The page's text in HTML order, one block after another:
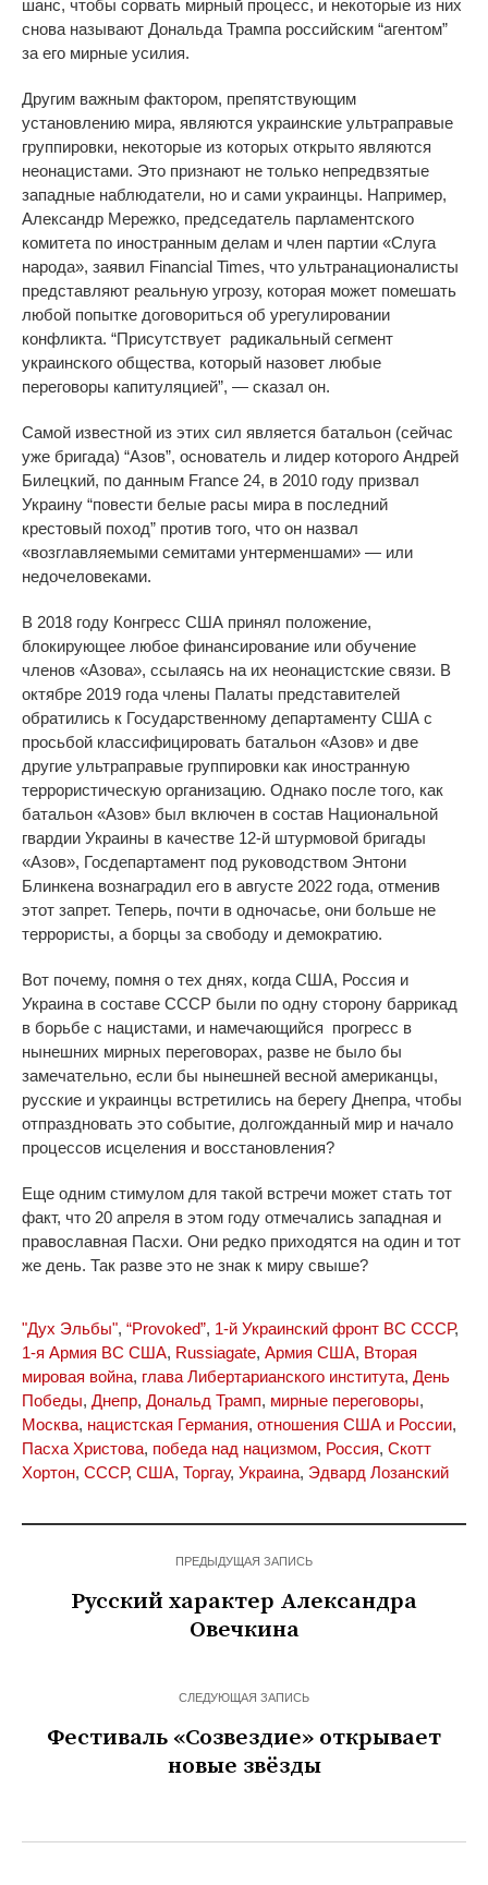
шанс, чтобы сорвать мирный процесс, и некоторые из них
снова называют Дональда Трампа российским “агентом”
за его мирные усилия.
Другим важным фактором, препятствующим
установлению мира, являются украинские ультраправые
группировки, некоторые из которых открыто являются
неонацистами. Это признают не только непредвзятые
западные наблюдатели, но и сами украинцы. Например,
Александр Мережко, председатель парламентского
комитета по иностранным делам и член партии «Слуга
народа», заявил Financial Times, что ультранационалисты
представляют реальную угрозу, которая может помешать
любой попытке договориться об урегулировании
конфликта. “Присутствует радикальный сегмент
украинского общества, который назовет любые
переговоры капитуляцией”, — сказал он.
Самой известной из этих сил является батальон (сейчас
уже бригада) “Азов”, основатель и лидер которого Андрей
Билецкий, по данным France 24, в 2010 году призвал
Украину “повести белые расы мира в последний
крестовый поход” против того, что он назвал
«возглавляемыми семитами унтерменшами» — или
недочеловеками.
В 2018 году Конгресс США принял положение,
блокирующее любое финансирование или обучение
членов «Азова», ссылаясь на их неонацистские связи. В
октябре 2019 года члены Палаты представителей
обратились к Государственному департаменту США с
просьбой классифицировать батальон «Азов» и две
другие ультраправые группировки как иностранную
террористическую организацию. Однако после того, как
батальон «Азов» был включен в состав Национальной
гвардии Украины в качестве 12-й штурмовой бригады
«Азов», Госдепартамент под руководством Энтони
Блинкена вознаградил его в августе 2022 года, отменив
этот запрет. Теперь, почти в одночасье, они больше не
террористы, а борцы за свободу и демократию.
Вот почему, помня о тех днях, когда США, Россия и
Украина в составе СССР были по одну сторону баррикад
в борьбе с нацистами, и намечающийся прогресс в
нынешних мирных переговорах, разве не было бы
замечательно, если бы нынешней весной американцы,
русские и украинцы встретились на берегу Днепра, чтобы
отпраздновать это событие, долгожданный мир и начало
процессов исцеления и восстановления?
Еще одним стимулом для такой встречи может стать тот
факт, что 20 апреля в этом году отмечались западная и
православная Пасхи. Они редко приходятся на один и тот
же день. Так разве это не знак к миру свыше?
"Дух Эльбы", “Provoked”, 1-й Украинский фронт ВС СССР,
1-я Армия ВС США, Russiagate, Армия США, Вторая
мировая война, глава Либертарианского института, День
Победы, Днепр, Дональд Трамп, мирные переговоры,
Москва, нацистская Германия, отношения США и России,
Пасха Христова, победа над нацизмом, Россия, Скотт
Хортон, СССР, США, Торгау, Украина, Эдвард Лозанский
ПРЕДЫДУЩАЯ ЗАПИСЬ
Русский характер Александра
Овечкина
СЛЕДУЮЩАЯ ЗАПИСЬ
Фестиваль «Созвездие» открывает
новые звёзды